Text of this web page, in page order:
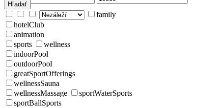
Hľadať
family
hotelClub
animation
sports
wellness
indoorPool
outdoorPool
greatSportOfferings
wellnessSauna
wellnessMassage
sportWaterSports
sportBallSports